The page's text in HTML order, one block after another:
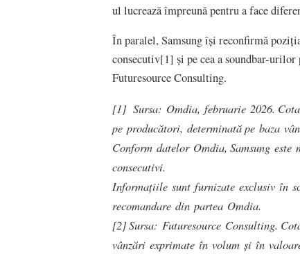
ul lucrează împreună pentru a face
În paralel, Samsung își reconfirmă
consecutiv[1] și pe cea a soundbar-
Futuresource Consulting.
[1] Sursa: Omdia, februarie 2026.
pe producători, determinată pe baza
Conform datelor Omdia, Samsung
consecutivi.
Informațiile sunt furnizate exclusiv în
recomandare din partea Omdia.
[2] Sursa: Futuresource Consulting.
vânzări exprimate în volum și în